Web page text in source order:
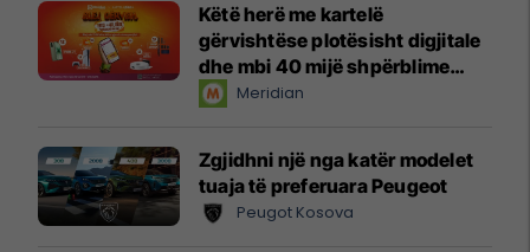
Këtë herë me kartelë
gërvishtëse plotësisht digjitale
dhe mbi 40 mijë shpërblime
instant!Meridian
Zgjidhni një nga katër modelet
tuaja të preferuara Peugeot
Peugot Kosova